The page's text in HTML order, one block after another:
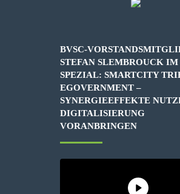
BVSC-
STEFAN SLEMBROUCK
SPEZIAL: SMARTCITY
EGOVERNMENT –
SYNERGIEEFFEKTE
DIGITALISIERUNG
VORANBRINGEN